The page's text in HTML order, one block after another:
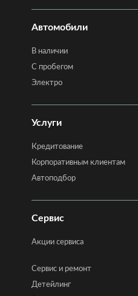
Автомобили
В наличии
C пробегом
Электро
Услуги
Кредитование
Корпоративным клиентам
Автоподбор
Сервис
Акции сервиса
Сервис и ремонт
Детейлинг